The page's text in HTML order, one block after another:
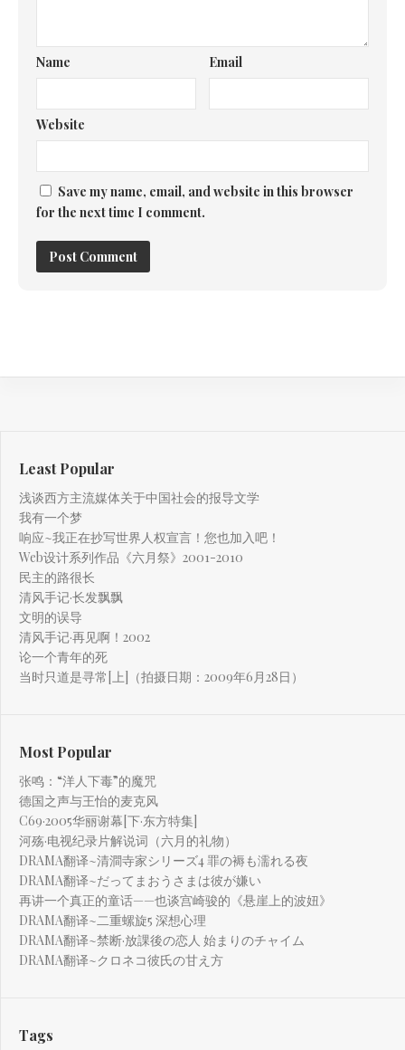
Name Email
Website
Save my name, email, and website in this browser
for the next time I comment.
Least Popular
浅谈西方主流媒体关于中国社会的报导文学
我有一个梦
响应~我正在抄写世界人权宣言！您也加入吧！
Web设计系列作品《六月祭》2001-2010
民主的路很长
清风手记·长发飘飘
文明的误导
清风手记·再见啊！2002
论一个青年的死
当时只道是寻常[上]（拍摄日期：2009年6月28日）
Most Popular
张鸣：“洋人下毒”的魔咒
德国之声与王怡的麦克风
C69·2005华丽谢幕[下·东方特集]
河殇·电视纪录片解说词（六月的礼物）
DRAMA翻译~清澗寺家シリーズ4 罪の褥も濡れる夜
DRAMA翻译~だってまおうさまは彼が嫌い
再讲一个真正的童话——也谈宫崎骏的《悬崖上的波妞》
DRAMA翻译~二重螺旋5 深想心理
DRAMA翻译~禁断·放課後の恋人 始まりのチャイム
DRAMA翻译~クロネコ彼氏の甘え方
Tags